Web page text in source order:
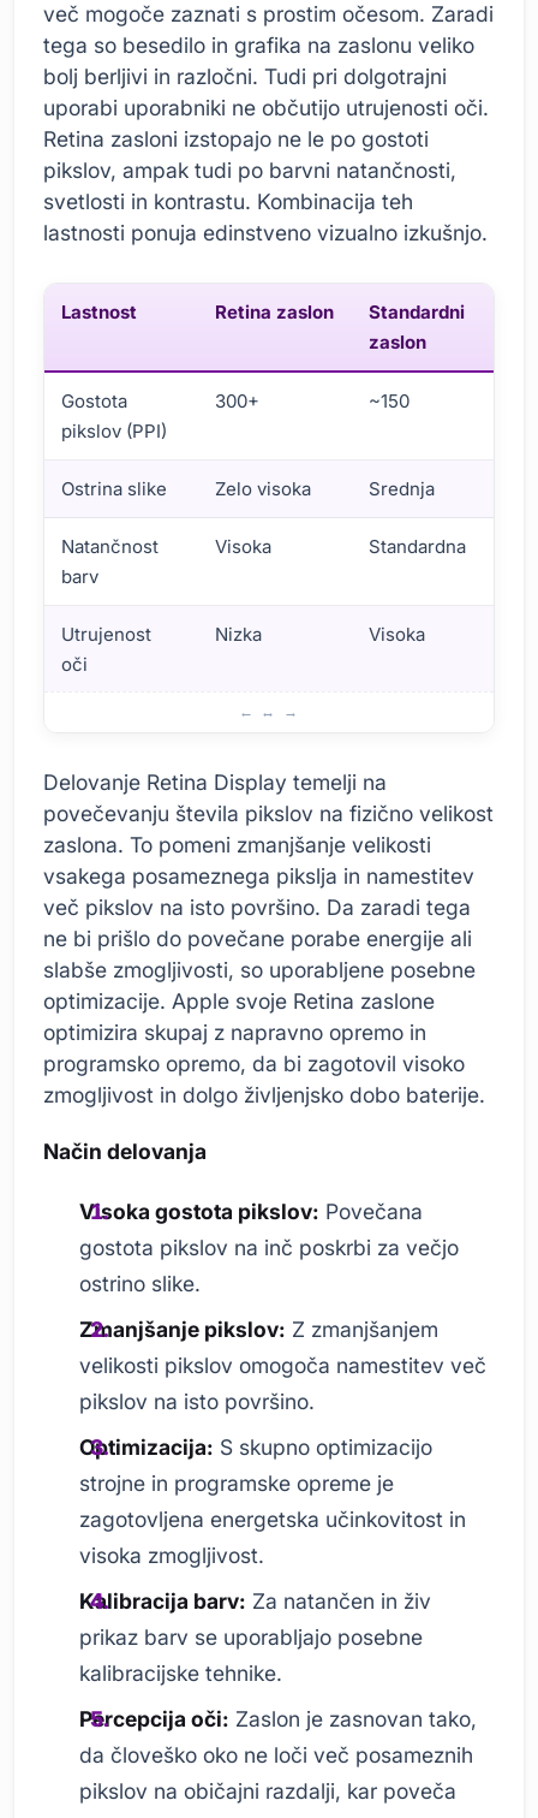
več mogoče zaznati s prostim očesom. Zaradi
tega so besedilo in grafika na zaslonu veliko
bolj berljivi in razločni. Tudi pri dolgotrajni
uporabi uporabniki ne občutijo utrujenosti oči.
Retina zasloni izstopajo ne le po gostoti
pikslov, ampak tudi po barvni natančnosti,
svetlosti in kontrastu. Kombinacija teh
lastnosti ponuja edinstveno vizualno izkušnjo.
Lastnost Retina zaslon
Standardni
zaslon
Gostota
pikslov (PPI)
300+ ~150
Ostrina slike Zelo visoka Srednja
Natančnost
barv
Visoka Standardna
Utrujenost
oči
Nizka Visoka
Delovanje Retina Display temelji na
povečevanju števila pikslov na fizično velikost
zaslona. To pomeni zmanjšanje velikosti
vsakega posameznega pikslja in namestitev
več pikslov na isto površino. Da zaradi tega
ne bi prišlo do povečane porabe energije ali
slabše zmogljivosti, so uporabljene posebne
optimizacije. Apple svoje Retina zaslone
optimizira skupaj z napravno opremo in
programsko opremo, da bi zagotovil visoko
zmogljivost in dolgo življenjsko dobo baterije.
Način delovanja
Visoka gostota pikslov: Povečana
gostota pikslov na inč poskrbi za večjo
ostrino slike.
Zmanjšanje pikslov: Z zmanjšanjem
velikosti pikslov omogoča namestitev več
pikslov na isto površino.
Optimizacija: S skupno optimizacijo
strojne in programske opreme je
zagotovljena energetska učinkovitost in
visoka zmogljivost.
Kalibracija barv: Za natančen in živ
prikaz barv se uporabljajo posebne
kalibracijske tehnike.
Percepcija oči: Zaslon je zasnovan tako,
da človeško oko ne loči več posameznih
pikslov na običajni razdalji, kar poveča